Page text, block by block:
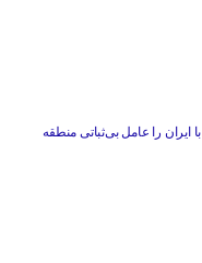
را عامل بی‌ثباتی منطقه